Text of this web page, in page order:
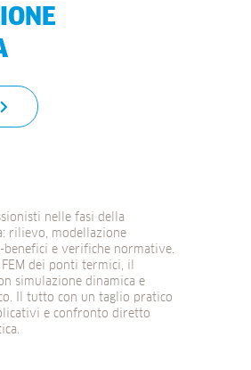
nelle fasi della
rilievo, modellazione
benefici e verifiche normative.
dei ponti termici, il
simulazione dinamica e
Il tutto con un taglio pratico
e confronto diretto